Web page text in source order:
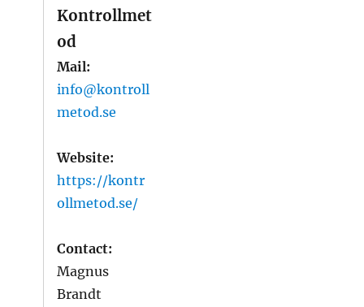
Kontrollmet
od
Mail:
info@kontroll
metod.se
Website:
https://kontr
ollmetod.se/
Contact:
Magnus
Brandt